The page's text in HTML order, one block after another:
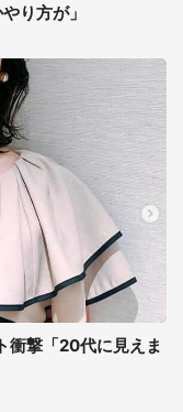
り方が」
衝撃「20代に見えま